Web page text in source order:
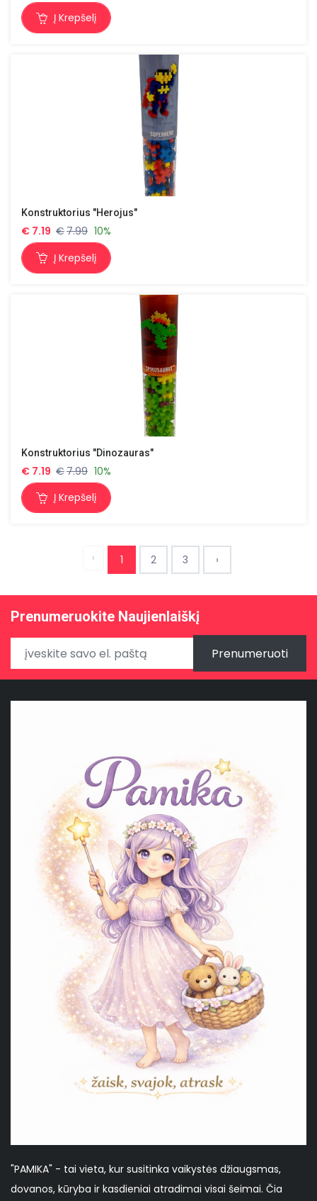
Į Krepšelį
Konstruktorius "Herojus"
€ 7.19 €7.99 10%
Į Krepšelį
Konstruktorius "Dinozauras"
€ 7.19 €7.99 10%
Į Krepšelį
‹ 1 2 3 ›
Prenumeruokite Naujienlaiškį
Prenumeruoti
"PAMIKA" - tai vieta, kur susitinka vaikystės džiaugsmas,
dovanos, kūryba ir kasdieniai atradimai visai šeimai. Čia